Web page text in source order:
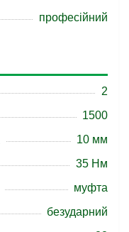
професійний
2
1500
10 мм
35 Нм
муфта
безударний